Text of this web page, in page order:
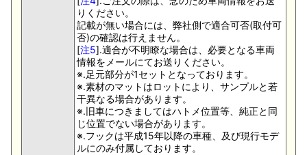
りください。
記載が無い場合には、弊社側で適合可否(取付可
否)の確認は行えません。
[注5].適合が不明瞭な場合は、必要となる車両
情報をメールにてお送りください。
※.足元部分が1セットとなっております。
※.素材のマットはロットにより、サンプルと若
干異なる場合があります。
※.旧車につきましてはハトメ位置等、純正と同
じ位置でない場合があります。
※.フックは平成15年以降の車種、及び現行モデ
ルにのみ付属しております。